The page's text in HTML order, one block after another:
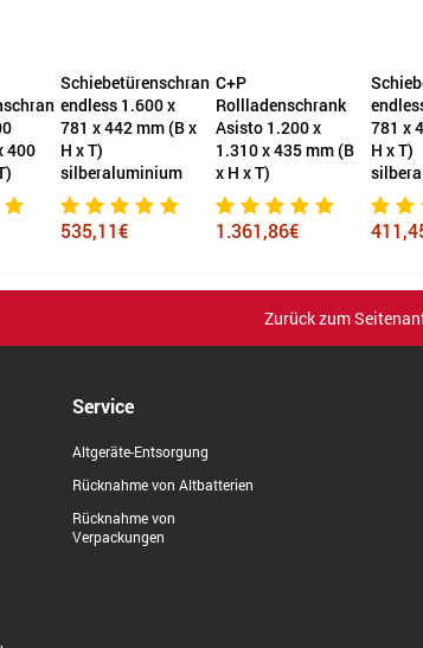
400
Schiebetürenschrank
endless 1.600 x
781 x 442 mm (B x
H x T)
silberaluminium
535,11€
C+P
Rollladenschrank
Asisto 1.200 x
1.310 x 435 mm (B
x H x T)
1.361,86€
781 x
H x T)
Zurück zum
Service
Altgeräte-Entsorgung
Rücknahme von Altbatterien
Rücknahme von
Verpackungen